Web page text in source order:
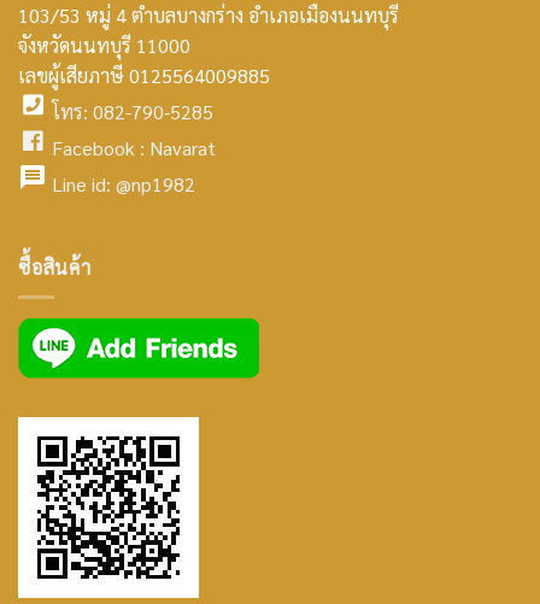
smt2
home
icon
103/53 หมู่ 4 ตำบลบางกร่าง อำเภอเมืองนนทบุรี
จังหวัดนนทบุรี 11000
เลขผู้เสียภาษี 0125564009885
facebook
icon
โทร: 082-790-5285
facebook
Facebook : Navarat
icon
Line id: @np1982
ซื้อสินค้า